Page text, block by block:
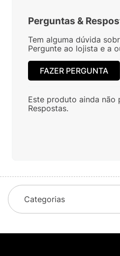
Perguntas &
Tem alguma dúvida
Pergunte ao lojista e a
FAZER PERGUNTA
Este produto ainda não
Respostas.
Categorias